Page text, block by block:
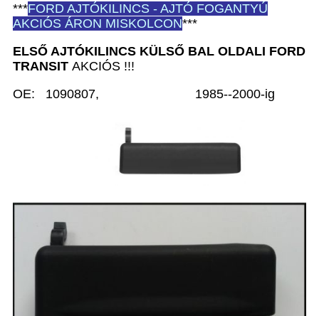
***FORD AJTÓKILINCS - AJTÓ FOGANTYÚ
AKCIÓS ÁRON MISKOLCON***
ELSŐ AJTÓKILINCS KÜLSŐ BAL OLDALI FORD
TRANSIT AKCIÓS !!!
OE: 1090807, 1985--2000-ig